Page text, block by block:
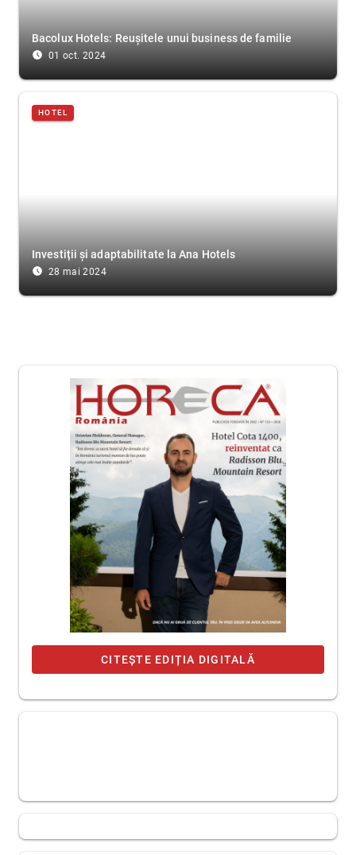
Bacolux Hotels: Reușitele unui business de familie
access_time_filled 01 oct. 2024
HOTEL
Investiții și adaptabilitate la Ana Hotels
access_time_filled 28 mai 2024
CITEȘTE EDIȚIA DIGITALĂ